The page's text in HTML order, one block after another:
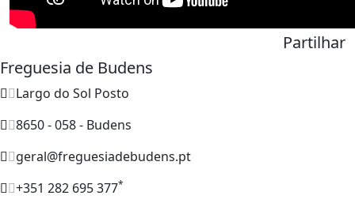
Partilhar
Freguesia de Budens
Largo do Sol Posto
8650 - 058 - Budens
geral@freguesiadebudens.pt
+351 282 695 377*